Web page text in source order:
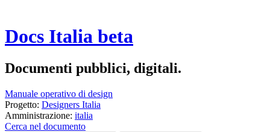
Docs Italia beta
Documenti pubblici, digitali.
Manuale operativo di design
Progetto: Designers Italia
Amministrazione: italia
Cerca nel documento